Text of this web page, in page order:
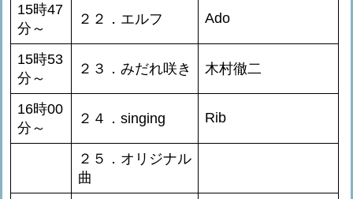
15時47
分～
２２．エルフ Ado
15時53
分～
２３．みだれ咲き 木村徹二
16時00
分～
２４．singing Rib
２５．オリジナル
曲